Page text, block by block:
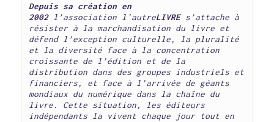
Depuis sa création en
2002 l’association l'autreLIVRE s’attache à
résister à la marchandisation du livre et
défend l’exception culturelle, la pluralité
et la diversité face à la concentration
croissante de l’édition et de la
distribution dans des groupes industriels et
financiers, et face à l’arrivée de géants
mondiaux du numérique dans la chaîne du
livre. Cette situation, les éditeurs
indépendants la vivent chaque jour tout en